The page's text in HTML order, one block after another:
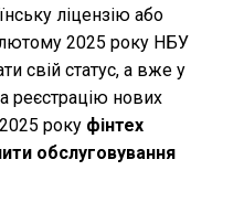
ліцензію або
лютому 2025 року НБУ
свій статус, а вже у
реєстрацію нових
2025 року фінтех
обслуговування